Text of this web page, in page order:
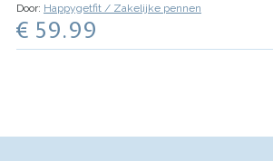
Door: Happygetfit / Zakelijke pennen
€ 59.99